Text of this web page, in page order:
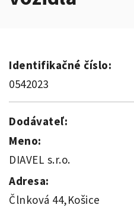
Identifikačné číslo:
0542023
Dodávateľ:
Meno:
DIAVEL s.r.o.
Adresa:
Člnková 44,Košice